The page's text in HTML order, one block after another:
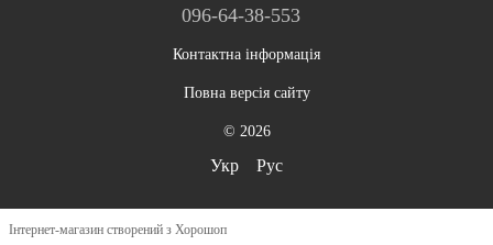
096-64-38-553
Контактна інформація
Повна версія сайту
© 2026
Укр Рус
Інтернет-магазин створений з Хорошоп